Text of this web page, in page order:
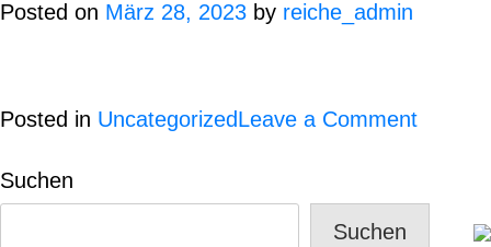
Posted on März 28, 2023 by reiche_admin
Posted in UncategorizedLeave a Commenton
Ihnen
Suchen
Suchen